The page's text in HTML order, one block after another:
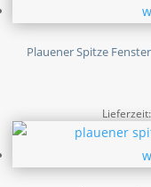
Plauener Spitze